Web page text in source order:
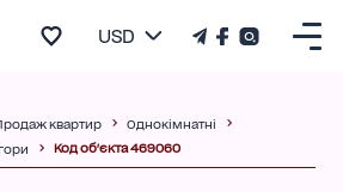
USD
квартир
Однокімнатні
Код об'єкта 469060